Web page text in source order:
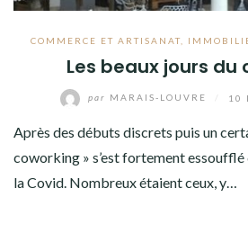
COMMERCE ET ARTISANAT
Les beaux jours du
par MARAIS-LOUVRE 10
Après des débuts discrets puis un
coworking » s’est fortement
la Covid. Nombreux étaient ceux, y…